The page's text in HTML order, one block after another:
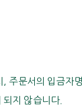
주문서의 입금자
지 않습니다.